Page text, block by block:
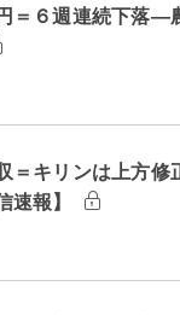
＝６週連続下落―
＝キリンは上方修
速報】